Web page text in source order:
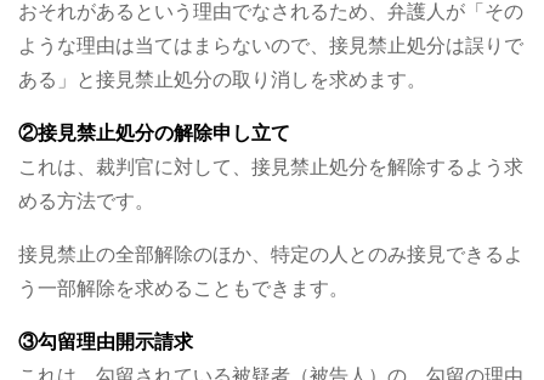
おそれがあるという理由でなされるため、弁護人が「その
ような理由は当てはまらないので、接見禁止処分は誤りで
ある」と接見禁止処分の取り消しを求めます。
②接見禁止処分の解除申し立て
これは、裁判官に対して、接見禁止処分を解除するよう求
める方法です。
接見禁止の全部解除のほか、特定の人とのみ接見できるよ
う一部解除を求めることもできます。
③勾留理由開示請求